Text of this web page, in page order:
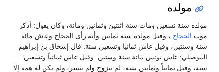
مولده
مولده سنة تسعين ومات سنة اثنتين وثمانين ومائة، وكان يقول: أذكر
موت الحجاج ، وقيل مولده سنة ثمانين وأنه رأى الحجاج وعاش مائة
سنة وسنتين، وقيل عاش ثمانيا وتسعين سنة. قال إسحاق بن إبراهيم
الموصلي: عاش يونس مائة سنة وستين. وقيل عاش ثمانياً وتسعين
سنة، وقيل ثمانياً وثمانين سنة، لم يتزوج ولم يتسر، ولم تكن له همة إلا